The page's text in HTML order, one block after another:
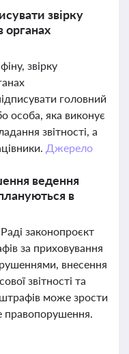
звірку
органах
звірку
головний
особа, яка виконує
звітності, а
Джерело
ведення
в
законопроєкт
за приховування
внесення
звітності та
може зрости
правопорушення.